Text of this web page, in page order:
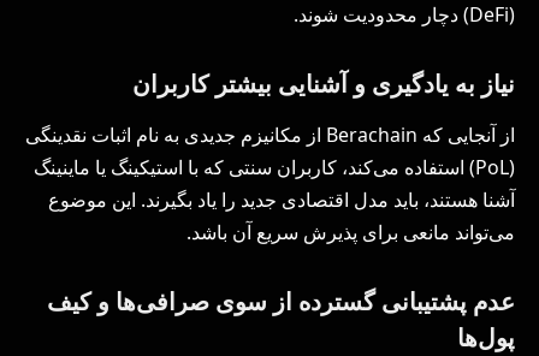
(DeFi) دچار محدودیت شوند.
نیاز به یادگیری و آشنایی بیشتر کاربران
از آنجایی که Berachain از مکانیزم جدیدی به نام اثبات نقدینگی
(PoL) استفاده می‌کند، کاربران سنتی که با استیکینگ یا ماینینگ
آشنا هستند، باید مدل اقتصادی جدید را یاد بگیرند. این موضوع
می‌تواند مانعی برای پذیرش سریع آن باشد.
عدم پشتیبانی گسترده از سوی صرافی‌ها و کیف
پول‌ها